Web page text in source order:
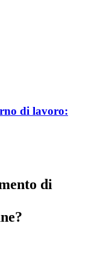
di lavoro:
di